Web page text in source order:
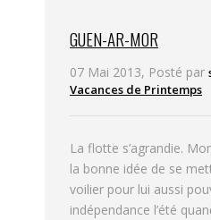
GUEN-AR-MOR
07 Mai 2013, Posté par
Vacances de Printemps
La flotte s’agrandie.
la bonne idée de se
voilier pour lui aussi
indépendance l’été